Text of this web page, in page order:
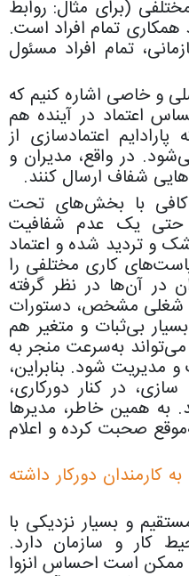
(برای مثال: روابط
همکاری تمام افراد است.
تمام افراد مسئول
و خاصی اشاره کنیم که
اعتماد در آینده هم
اعتمادسازی از
در واقع،‌ مدیران و
شفاف ارسال کنند.
کافی با بخش‌های تحت
‌حتی یک عدم شفافیت
و تردید شده و اعتماد
کاری مختلفی را
در آن‌ها در نظر گرفته
شغلی مشخص، دستورات
بی‌ثبات و متغیر هم
به‌سرعت منجر به
شود. بنابراین،
در کنار دورکاری،
به‌ همین خاطر، مدیرها
صحبت کرده و اعلام
کارمندان دورکار داشته
و بسیار نزدیکی با
کار و سازمان‌ دارد.
ممکن است احساس انزوا